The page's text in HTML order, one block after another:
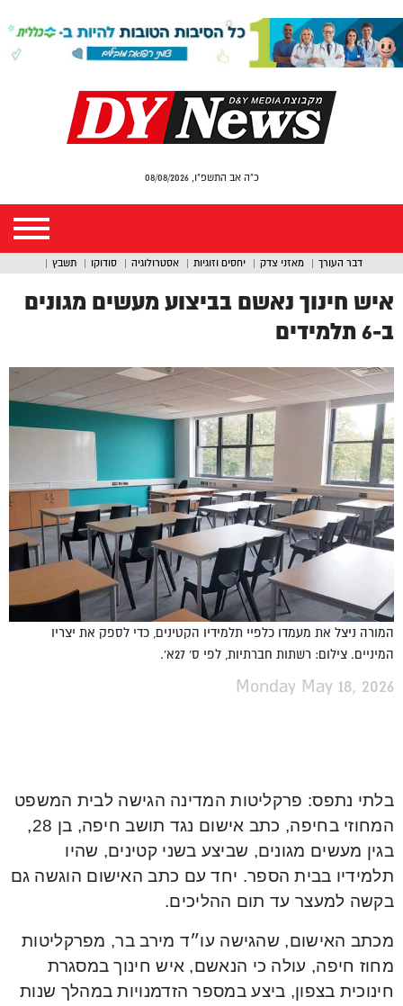
כ"ה אב התשפ"ו, 08/08/2026
דבר העורך מאזני צדק יחסים וזוגיות אסטרולוגיה סודוקו תשבץ
איש חינוך נאשם בביצוע מעשים מגונים
ב-6 תלמידים
המורה ניצל את מעמדו כלפיי תלמידיו הקטינים, כדי לספק את יצריו
המיניים. צילום: רשתות חברתיות, לפי ס' 27א'.
Monday May 18, 2026
בלתי נתפס: פרקליטות המדינה הגישה לבית המשפט
המחוזי בחיפה, כתב אישום נגד תושב חיפה, בן 28,
בגין מעשים מגונים, שביצע בשני קטינים, שהיו
תלמידיו בבית הספר. יחד עם כתב האישום הוגשה גם
בקשה למעצר עד תום ההליכים.
מכתב האישום, שהגישה עו״ד מירב בר, מפרקליטות
מחוז חיפה, עולה כי הנאשם, איש חינוך במסגרת
חינוכית בצפון, ביצע במספר הזדמנויות במהלך שנות